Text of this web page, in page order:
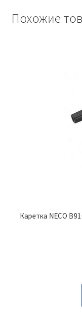
Похожие
Каретка NECO